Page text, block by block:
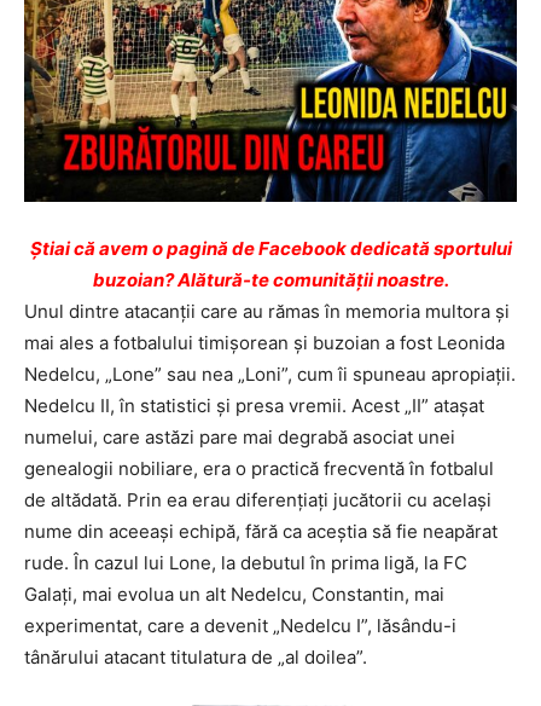
Ştiai că avem o pagină de Facebook dedicată sportului
buzoian? Alătură-te comunității noastre.
Unul dintre atacanții care au rămas în memoria multora și
mai ales a fotbalului timișorean și buzoian a fost Leonida
Nedelcu, „Lone” sau nea „Loni”, cum îi spuneau apropiații.
Nedelcu II, în statistici și presa vremii. Acest „II” atașat
numelui, care astăzi pare mai degrabă asociat unei
genealogii nobiliare, era o practică frecventă în fotbalul
de altădată. Prin ea erau diferențiați jucătorii cu același
nume din aceeași echipă, fără ca aceștia să fie neapărat
rude. În cazul lui Lone, la debutul în prima ligă, la FC
Galați, mai evolua un alt Nedelcu, Constantin, mai
experimentat, care a devenit „Nedelcu I”, lăsându-i
tânărului atacant titulatura de „al doilea”.